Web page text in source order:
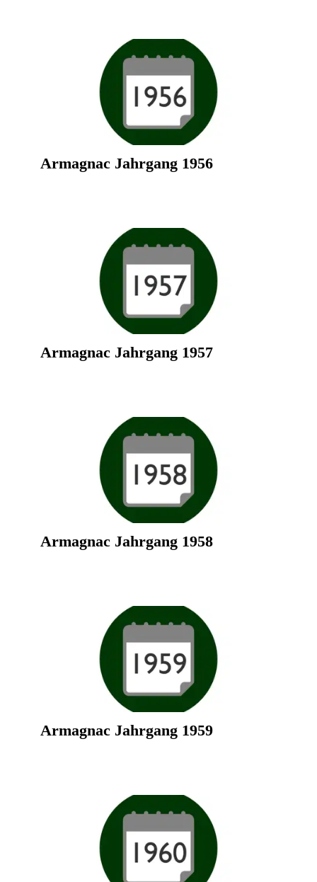
Armagnac Jahrgang 1956
Armagnac Jahrgang 1957
Armagnac Jahrgang 1958
Armagnac Jahrgang 1959